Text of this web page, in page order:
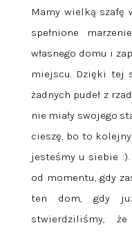
Mamy wielką szafę
spełnione
własnego domu i
miejscu. Dzięki tej
żadnych pudeł z
nie miały swojego
cieszę, bo to
jesteśmy u siebie
od momentu, gdy
ten dom, gdy
stwierdziliśmy,